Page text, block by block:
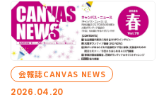
2026.04.20
会報誌CANVAS NEWS